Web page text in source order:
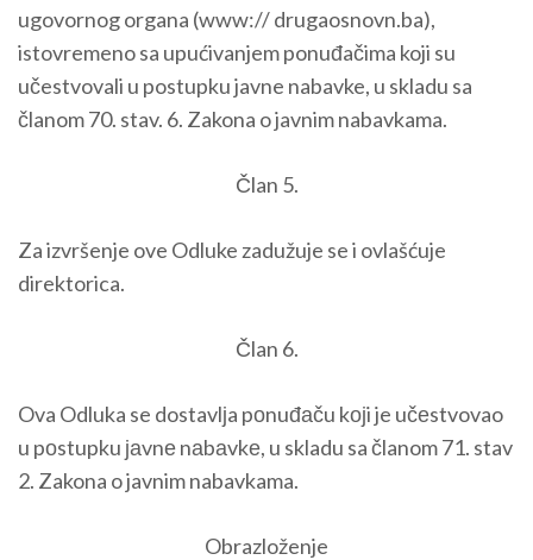
ugovornog organa (www:// drugaosnovn.ba),
istovremeno sa upućivanjem ponuđačima koji su
učestvovali u postupku javne nabavke, u skladu sa
članom 70. stav. 6. Zakona o javnim nabavkama.
Član 5.
Za izvršenje ove Odluke zadužuje se i ovlašćuje
direktorica.
Član 6.
Ova Odluka se dostavlјa pоnuđаču kојi je učеstvovao
u pоstupku јаvnе nаbаvkе, u skladu sa članom 71. stav
2. Zakona o javnim nabavkama.
Obrazloženje